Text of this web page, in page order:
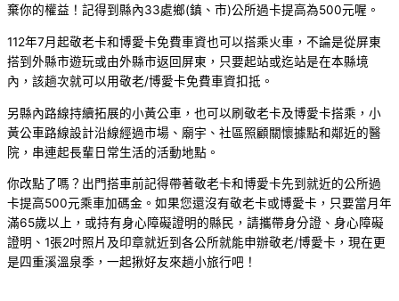
棄你的權益！記得到縣內33處鄉(鎮、市)公所過卡提高為500元喔。
112年7月起敬老卡和博愛卡免費車資也可以搭乘火車，不論是從屏東
搭到外縣市遊玩或由外縣市返回屏東，只要起站或迄站是在本縣境
內，該趟次就可以用敬老/博愛卡免費車資扣抵。
另縣內路線持續拓展的小黃公車，也可以刷敬老卡及博愛卡搭乘，小
黃公車路線設計沿線經過市場、廟宇、社區照顧關懷據點和鄰近的醫
院，串連起長輩日常生活的活動地點。
你改點了嗎？出門搭車前記得帶著敬老卡和博愛卡先到就近的公所過
卡提高500元乘車加碼金。如果您還沒有敬老卡或博愛卡，只要當月年
滿65歲以上，或持有身心障礙證明的縣民，請攜帶身分證、身心障礙
證明、1張2吋照片及印章就近到各公所就能申辦敬老/博愛卡，現在更
是四重溪溫泉季，一起揪好友來趟小旅行吧！